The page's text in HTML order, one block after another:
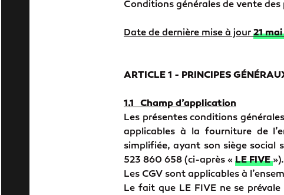
Conditions générales de vente
Date de dernière mise à jour21
ARTICLE 1 - PRINCIPES
1.1 Champ d’application
Les présentes conditions
applicables à la fourniture de
simplifiée, ayant son siège social
523 860 658 (ci-après « LE FIVE»).
Les CGV sont applicables à
Le fait que LE FIVE ne se